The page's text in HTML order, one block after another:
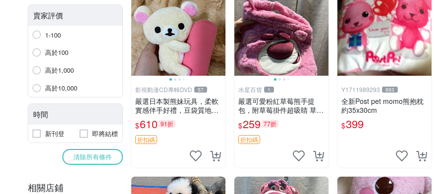
賣家評價
1-100
高於100
高於1,000
高於10,000
時間
新刊登 即將結標
清除所有條件
相關店鋪
影視動漫CD專輯DVD 57
嚴選日本製熊妹玩具，柔軟
實感伴手好禮，豆袋質地手
感佳，抱枕小熊 recom 推薦
白色豆袋 玩具
$610 91折
折扣碼
水星百貨 1
嚴選可愛粉紅草莓熊手提
包，附草莓掛件超吸睛 草莓
熊手提包 草莓掛件 可愛port
unese
$259 77折
折扣碼
Y1711989293 883
全新Post pet momo熊抱枕
約35x30cm
$399